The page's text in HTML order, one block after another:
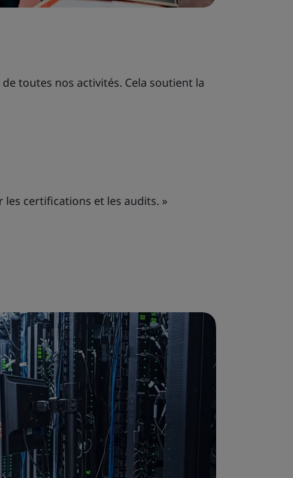
toutes nos activités. Cela soutient la
certifications et les audits. »